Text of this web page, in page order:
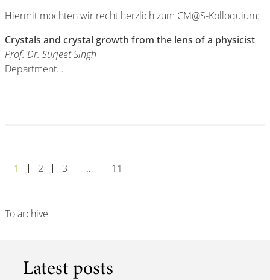
Hiermit möchten wir recht herzlich zum CM@S-Kolloquium:
Crystals and crystal growth from the lens of a physicist
Prof. Dr. Surjeet Singh
Department…
1 2 3 … 11
To archive
Latest posts